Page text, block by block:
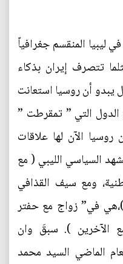
ليبيا المنقسم جغرافياً
تتصرف إيران بذكاء
يبدو أن روسيا استعانت
الدول التي ” تمقرطت ”
الآن لها علاقات
السياسي الليبي ( مع
ومع سيف القذافي
)،هي في” زواج مع حفتر
الآخرين ). سبقَ وان
الماضي السيد محمد